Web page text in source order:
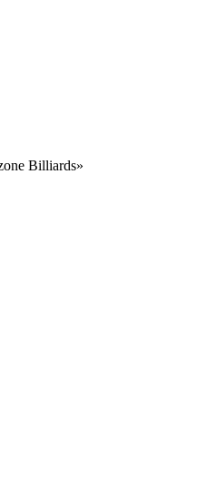
Billiards»